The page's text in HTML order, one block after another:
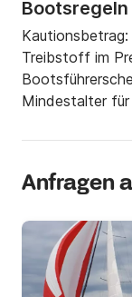
Bootsregeln
Kautionsbetrag:
Treibstoff im
Mindestalter
Anfragen